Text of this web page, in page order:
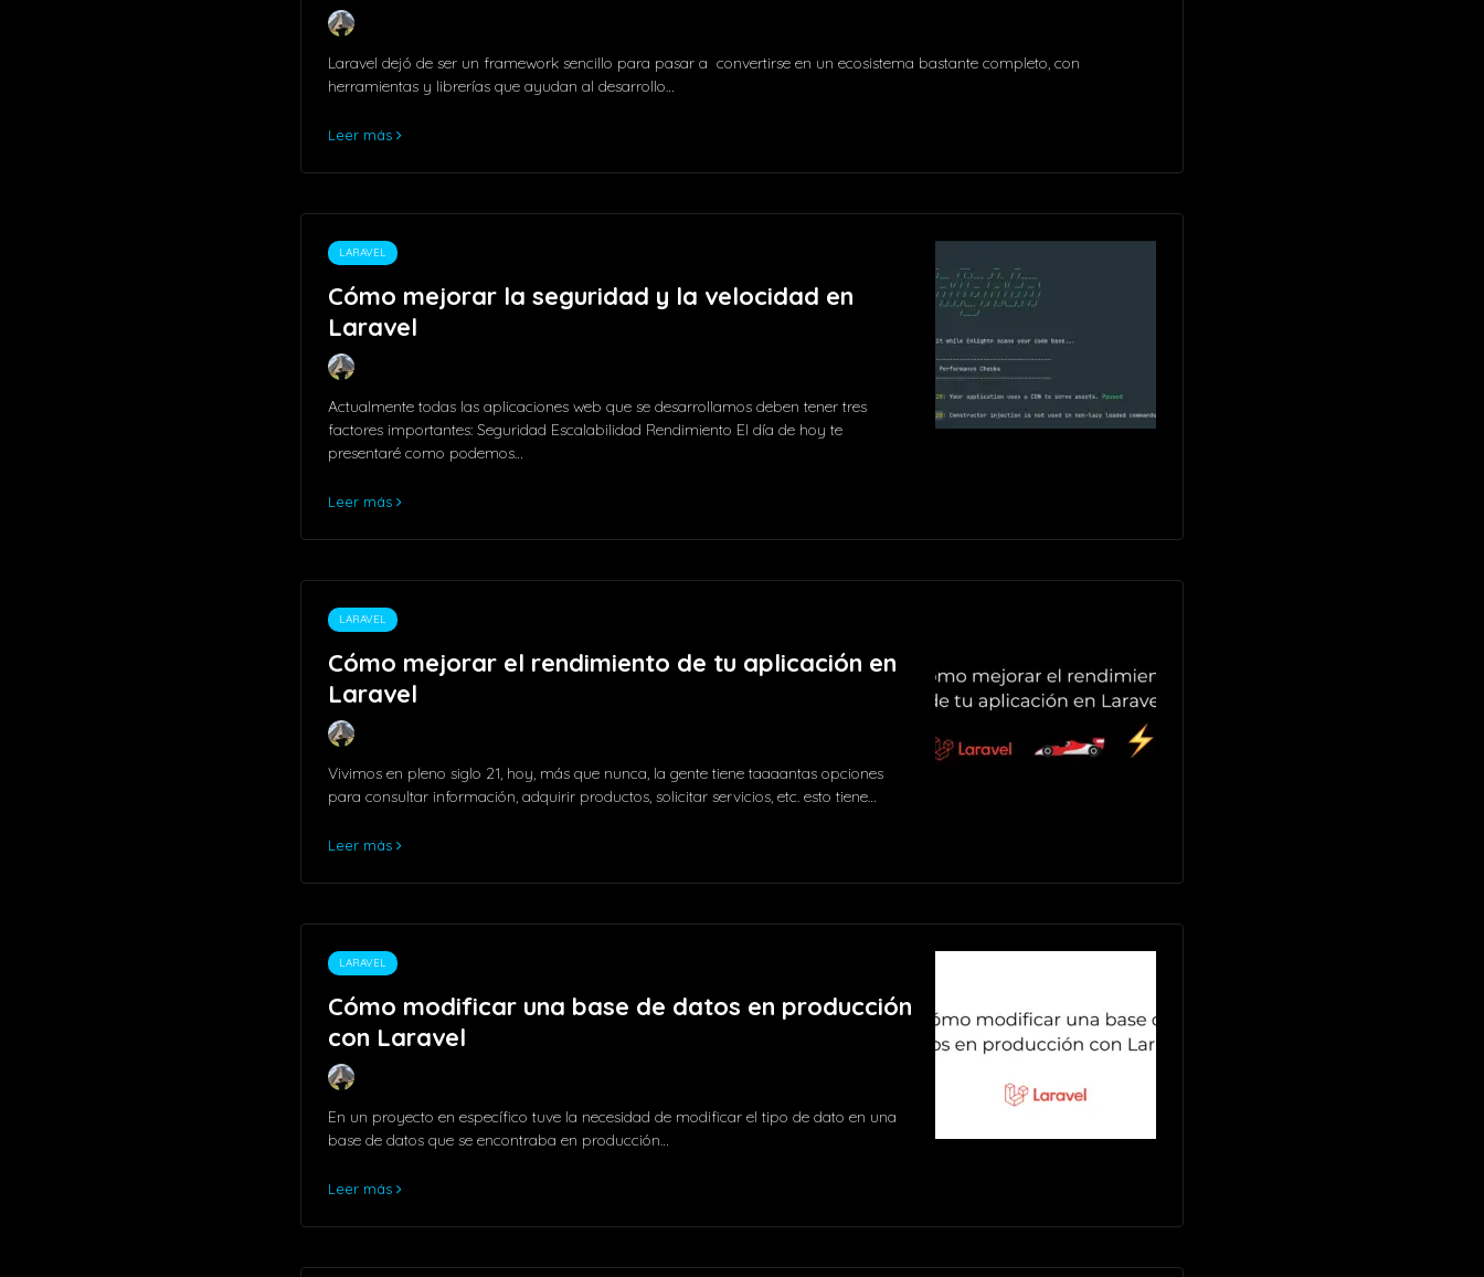
Laravel dejó de ser un framework sencillo para pasar a convertirse en un ecosistema bastante completo, con
herramientas y librerías que ayudan al desarrollo…
Leer más
LARAVEL
Cómo mejorar la seguridad y la velocidad en
Laravel
Actualmente todas las aplicaciones web que se desarrollamos deben tener tres
factores importantes: Seguridad Escalabilidad Rendimiento El día de hoy te
presentaré como podemos…
Leer más
LARAVEL
Cómo mejorar el rendimiento de tu aplicación en
Laravel
Vivimos en pleno siglo 21, hoy, más que nunca, la gente tiene taaaantas opciones
para consultar información, adquirir productos, solicitar servicios, etc. esto tiene…
Leer más
LARAVEL
Cómo modificar una base de datos en producción
con Laravel
En un proyecto en específico tuve la necesidad de modificar el tipo de dato en una
base de datos que se encontraba en producción…
Leer más